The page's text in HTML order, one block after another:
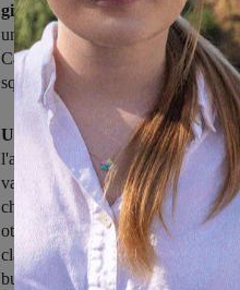
giovedì mattinasono state
undici visto in campo sette giorni
Caldore e Mugelli al rientro dopo
squalifica.
Una squadra anch'essa
l'avversaria contro la quale sarà
valdarnesi scenderanno in campo
che, reduci da due sconfitte di
ottobre, hanno iniziato a sentire
classifica. Tornare da
buon risultato, anche se non